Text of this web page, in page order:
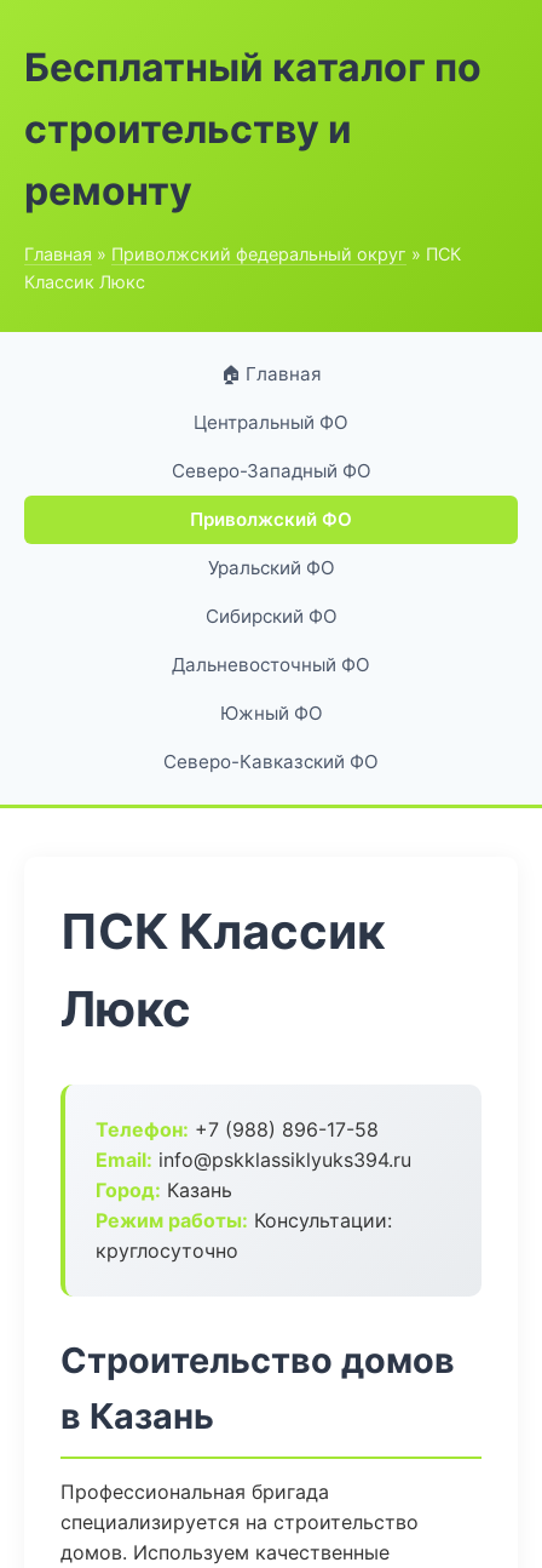
Бесплатный каталог по
строительству и
ремонту
Главная » Приволжский федеральный округ » ПСК
Классик Люкс
🏠 Главная
Центральный ФО
Северо-Западный ФО
Приволжский ФО
Уральский ФО
Сибирский ФО
Дальневосточный ФО
Южный ФО
Северо-Кавказский ФО
ПСК Классик
Люкс
Телефон: +7 (988) 896-17-58
Email: info@pskklassiklyuks394.ru
Город: Казань
Режим работы: Консультации:
круглосуточно
Строительство домов
в Казань
Профессиональная бригада
специализируется на строительство
домов. Используем качественные